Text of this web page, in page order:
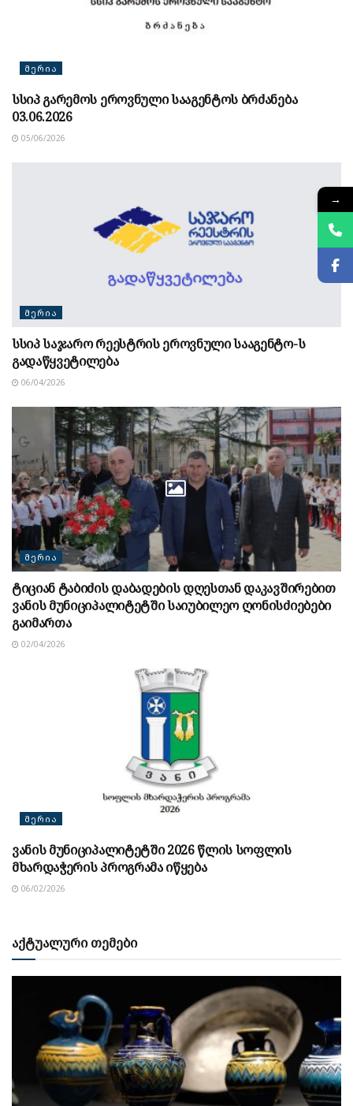
ᲛᲔᲠᲘᲐ
სსიპ გარემოს ეროვნული სააგენტოს ბრძანება
03.06.2026
05/06/2026
ᲛᲔᲠᲘᲐ
სსიპ საჯარო რეესტრის ეროვნული სააგენტო-ს
გადაწყვეტილება
06/04/2026
ᲛᲔᲠᲘᲐ
ტიციან ტაბიძის დაბადების დღესთან დაკავშირებით
ვანის მუნიციპალიტეტში საიუბილეო ღონისძიებები
გაიმართა
02/04/2026
ᲛᲔᲠᲘᲐ
ვანის მუნიციპალიტეტში 2026 წლის სოფლის
მხარდაჭერის პროგრამა იწყება
06/02/2026
აქტუალური თემები
→